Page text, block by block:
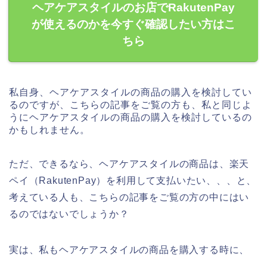
ヘアケアスタイルのお店でRakutenPay
が使えるのかを今すぐ確認したい方はこ
ちら
私自身、ヘアケアスタイルの商品の購入を検討してい
るのですが、こちらの記事をご覧の方も、私と同じよ
うにヘアケアスタイルの商品の購入を検討しているの
かもしれません。
ただ、できるなら、ヘアケアスタイルの商品は、楽天
ペイ（RakutenPay）を利用して支払いたい、、、と、
考えている人も、こちらの記事をご覧の方の中にはい
るのではないでしょうか？
実は、私もヘアケアスタイルの商品を購入する時に、